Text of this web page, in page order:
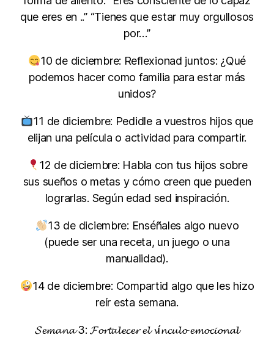
que eres en ..” “Tienes que estar muy orgullosos
por…”
10 de diciembre: Reflexionad juntos: ¿Qué
podemos hacer como familia para estar más
unidos?
11 de diciembre: Pedidle a vuestros hijos que
elijan una película o actividad para compartir.
12 de diciembre: Habla con tus hijos sobre
sus sueños o metas y cómo creen que pueden
lograrlas. Según edad sed inspiración.
13 de diciembre: Enséñales algo nuevo
(puede ser una receta, un juego o una
manualidad).
14 de diciembre: Compartid algo que les hizo
reír esta semana.
𝓢𝓮𝓶𝓪𝓷𝓪 3: 𝓕𝓸𝓻𝓽𝓪𝓵𝓮𝓬𝓮𝓻 𝓮𝓵 𝓿í𝓷𝓬𝓾𝓵𝓸 𝓮𝓶𝓸𝓬𝓲𝓸𝓷𝓪𝓵